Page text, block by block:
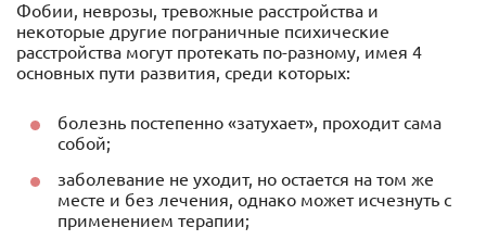
Фобии, неврозы, тревожные расстройства и
некоторые другие пограничные психические
расстройства могут протекать по-разному, имея 4
основных пути развития, среди которых:
болезнь постепенно «затухает», проходит сама
собой;
заболевание не уходит, но остается на том же
месте и без лечения, однако может исчезнуть с
применением терапии;